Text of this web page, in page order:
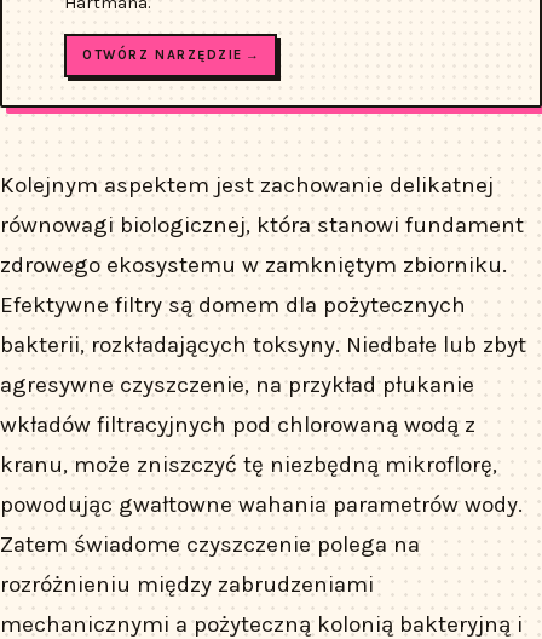
OTWÓRZ NARZĘDZIE →
Kolejnym aspektem jest zachowanie delikatnej
równowagi biologicznej, która stanowi fundament
zdrowego ekosystemu w zamkniętym zbiorniku.
Efektywne filtry są domem dla pożytecznych
bakterii, rozkładających toksyny. Niedbałe lub zbyt
agresywne czyszczenie, na przykład płukanie
wkładów filtracyjnych pod chlorowaną wodą z
kranu, może zniszczyć tę niezbędną mikroflorę,
powodując gwałtowne wahania parametrów wody.
Zatem świadome czyszczenie polega na
rozróżnieniu między zabrudzeniami
mechanicznymi a pożyteczną kolonią bakteryjną i